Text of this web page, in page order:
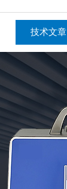
技术文章